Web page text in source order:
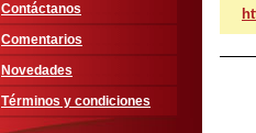
Contáctanos
Comentarios
Novedades
Términos y condiciones